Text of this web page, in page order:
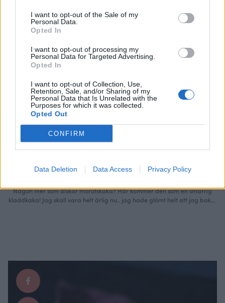
I want to opt-out of the Sale of my
Personal Data.
Opted In
I want to opt-out of processing my
Personal Data for Targeted Advertising.
Opted In
I want to opt-out of Collection, Use,
Retention, Sale, and/or Sharing of my
Personal Data that Is Unrelated with the
Purposes for which it was collected.
Opted Out
CONFIRM
Data Deletion Data Access Privacy Policy
KRYDDIG MOROTSKLADDKAKA
Någon mer som älskar morotskaka? Här kommer den som en smarrig
kladdkaka! Jag skall vara helt ärlig nu.. jag hade glömt helt att jag bakat